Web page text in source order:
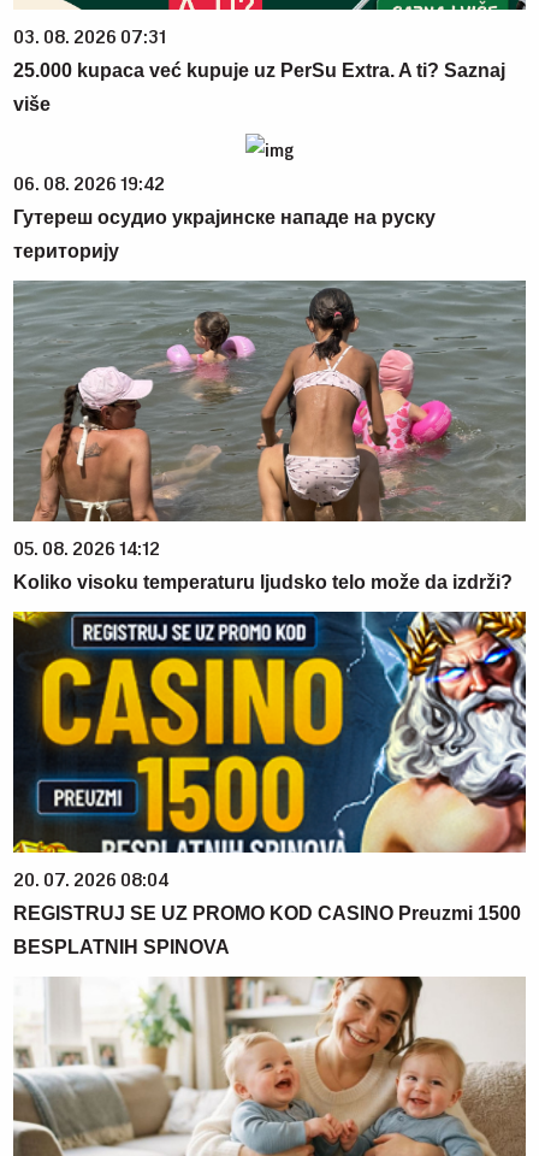
03. 08. 2026 07:31
25.000 kupaca već kupuje uz PerSu Extra. A ti? Saznaj
više
06. 08. 2026 19:42
Гутереш осудио украјинске нападе на руску
територију
05. 08. 2026 14:12
Koliko visoku temperaturu ljudsko telo može da izdrži?
20. 07. 2026 08:04
REGISTRUJ SE UZ PROMO KOD CASINO Preuzmi 1500
BESPLATNIH SPINOVA